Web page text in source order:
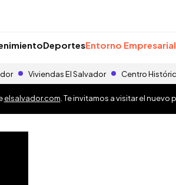
DeportesEntorno Empresarial
Viviendas El Salvador Centro
elsalvador.com . Te invitamos a visitar el